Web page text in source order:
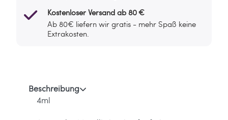
Kostenloser Versand ab 80 €
Ab 80€ liefern wir gratis - mehr Spaß keine
Extrakosten.
Beschreibung
4ml